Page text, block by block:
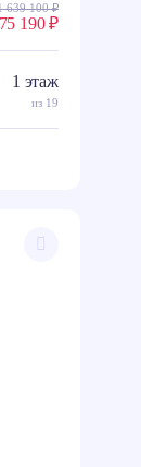
639 100 ₽
190 ₽
1 этаж
из 19